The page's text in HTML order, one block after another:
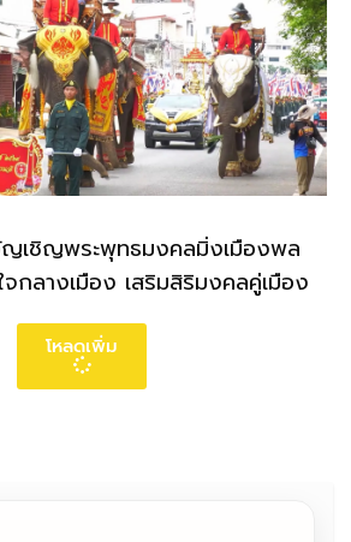
เชิญพระพุทธมงคลมิ่งเมืองพล
กลางเมือง เสริมสิริมงคลคู่เมือง
โหลดเพิ่ม